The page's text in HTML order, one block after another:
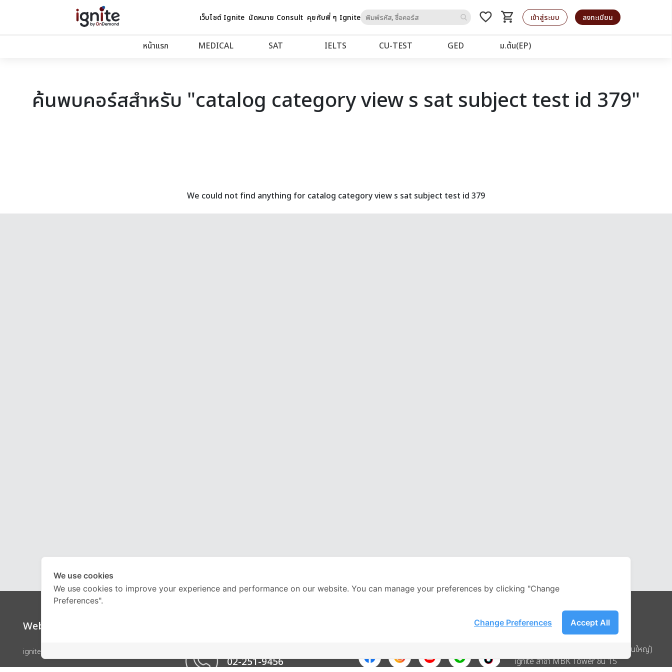
เว็บไซต์ Ignite นัดหมาย Consult คุยกับพี่ ๆ Igniteto
favorite_border shopping_cart
รถเข็น เข้าสู่ระบบ ลงทะเบียน
หน้าแรก MEDICAL SAT IELTS CU‑TEST GED ม.ต้น(EP)
ค้นพบคอร์สสำหรับ "catalog category view s sat subject test id 379"
We could not find anything for catalog category view s sat subject test id 379
Website
ignite by OnDemand
02-251-9456
Address
บริษัท อิกไนท์ เอ สตาร์ จำกัด (สำนักงานใหญ่)
ignite สาขา MBK Tower ชั้น 15
We use cookies
We use cookies to improve your experience and performance on our website. You can manage your preferences by clicking "Change
Preferences".
Accept All
Change Preferences